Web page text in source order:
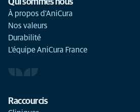
Qui sommes nous
À propos d'AniCura
Nos valeurs
Durabilité
L'équipe AniCura France
Raccourcis